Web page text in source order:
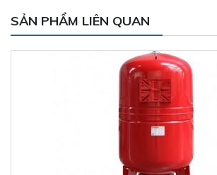
SẢN PHẨM LIÊN QUAN